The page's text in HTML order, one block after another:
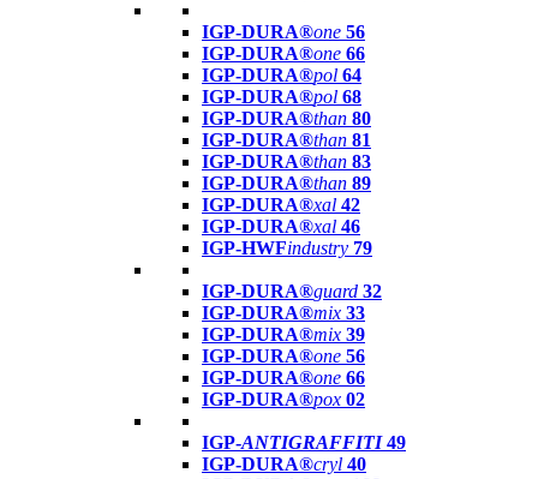
IGP-DURA®one 56
IGP-DURA®one 66
IGP-DURA®pol 64
IGP-DURA®pol 68
IGP-DURA®than 80
IGP-DURA®than 81
IGP-DURA®than 83
IGP-DURA®than 89
IGP-DURA®xal 42
IGP-DURA®xal 46
IGP-HWFindustry 79
IGP-DURA®guard 32
IGP-DURA®mix 33
IGP-DURA®mix 39
IGP-DURA®one 56
IGP-DURA®one 66
IGP-DURA®pox 02
IGP-ANTIGRAFFITI49
IGP-DURA®cryl 40